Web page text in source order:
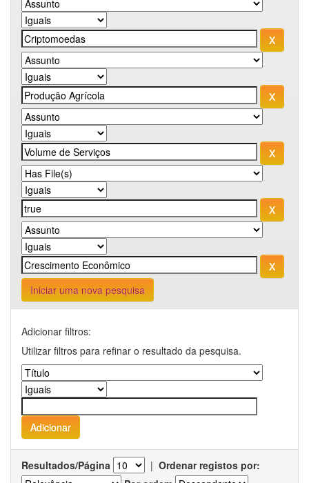
Iniciar uma nova pesquisa
Adicionar filtros:
Utilizar filtros para refinar o resultado da pesquisa.
Resultados/Página | Ordenar registos por: